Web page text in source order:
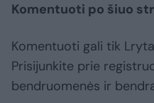
Komentuoti po šiuo
Komentuoti gali tik
Prisijunkite prie
bendruomenės ir